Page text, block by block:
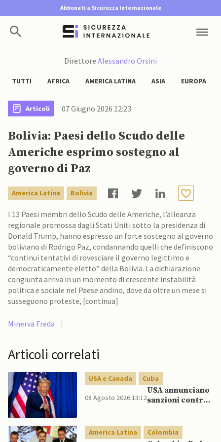
Abbonati a Sicurezza Internazionale
Direttore Alessandro Orsini
TUTTI AFRICA AMERICA LATINA ASIA EUROPA
Articoli 07 Giugno 2026 12:23
Bolivia: Paesi dello Scudo delle
Americhe esprimo sostegno al
governo di Paz
America Latina Bolivia
I 13 Paesi membri dello Scudo delle Americhe, l’alleanza
regionale promossa dagli Stati Uniti sotto la presidenza di
Donald Trump, hanno espresso un forte sostegno al governo
boliviano di Rodrigo Paz, condannando quelli che definiscono
“continui tentativi di rovesciare il governo legittimo e
democraticamente eletto” della Bolivia. La dichiarazione
congiunta arriva in un momento di crescente instabilità
politica e sociale nel Paese andino, dove da oltre un mese si
susseguono proteste, [continua]
Minerva Freda |
Articoli correlati
USA e Canada Cuba
08 Agosto 2026 13:12
USA annunciano
sanzioni contro
America Latina Colombia